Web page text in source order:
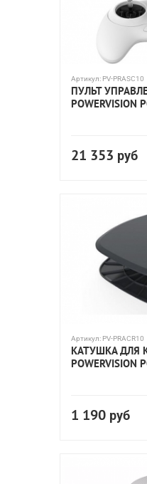
Артикул: PV-PRASC10
ПУЛЬТ
POWERVISION
21 353 руб
Артикул: PV-PRACR10
КАТУШКА ДЛЯ
POWERVISION
1 190 руб